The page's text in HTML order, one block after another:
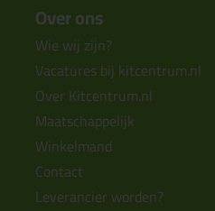
Over ons
Wie wij zijn?
Vacatures bij kitcentrum.nl
Over Kitcentrum.nl
Maatschappelijk
Winkelmand
Contact
Leverancier worden?